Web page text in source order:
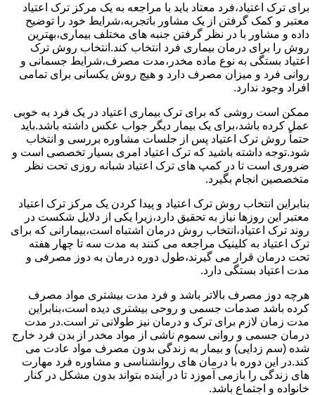
برای ترک اعتیاد،فرد معتاد باید با مراجعه به یک مرکز ترک اعتیاد
معتبر و کمک گرفتن از یک مشاور باتجربه،شرایط خود را توضیح
داده و مشاور با در نظر گرفتن جنبه های مختلف بیماری،بهترین
روش را برای درمان بیماری فرد انتخاب کند.انتخاب روش ترک
اعتیاد بستگی به نوع ماده مخدر،مدت مصرف،شرایط جسمانی و
روانی فرد و میزان مصرف دارد و هیچ روش یکسانی برای تمامی
افراد وجود ندارد.
ممکن است روشی که برای ترک بیماری اعتیاد در یک فرد به خوبی
عمل کرده باشد،برای یک بیمار دیگر جواب عکس داشته باشد.باید
حتماً روش ترک اعتیاد پس از جلسات مشاوره بررسی و انتخاب
شود.توجه داشته باشید که ترک اعتیاد امری بسیار تخصصی است و
ضروری است تا در کمپ های ترک اعتیاد شبانه روزی تحت نظر
متخصصین انجام بگیرد.
بنابراین انتخاب روش ترک اعتیاد و پیدا کردن یک مرکز ترک اعتیاد
معتبر این روزها نیاز به تحقیق دارد،زیرا یکی از دلایل شکست در
روند ترک اعتیاد،انتخاب روش درمان اشتباه است،بیمارانی که برای
ترک اعتیاد به کلینیک مراجعه می کنند به مدت سه تا چهار هفته
تحت درمان قرار می گیرند،طول دوره درمان به دوز مصرفی و
مدت اعتیاد بستگی دارد.
هرچه دوز مصرف بالاتر باشد و فرد مدت بیشتری مواد مصرف
کرده باشد صدمات جسمی و روحی بیشتری دیده است،بنابراین
مدت زمان لازم برای ترک و درمان نیز طولانی تر است.در مدت
درمان جسمی و روانی سموم ناشی از مواد مخدر از بدن فرد خارج
شده (سم زدایی) و بیمار به زندگی بدون مصرف مواد عادت می
کند.در این دوره با درمان های روانشناسی و مشاوره فرد مهارت
های زندگی را بازمی آموزد تا در آینده بتواند بدون مشکل در کنار
خانواده و اجتماع باشد.